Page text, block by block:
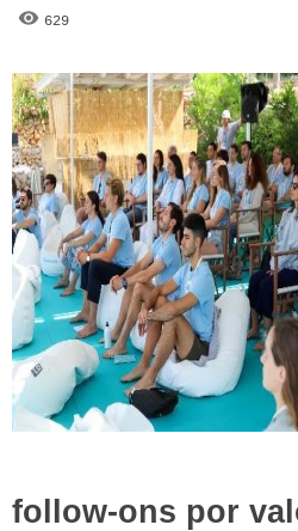
629
follow-ons por